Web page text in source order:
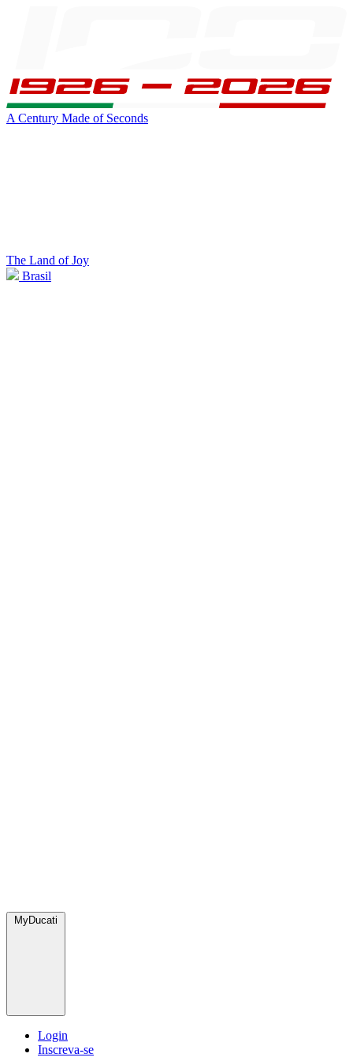
A Century Made of Seconds
The Land of Joy
Brasil
MyDucati
Login
Inscreva-se